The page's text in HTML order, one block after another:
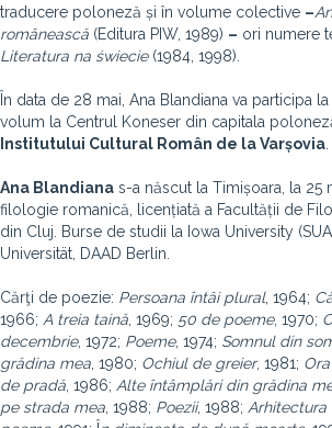
traducere poloneză și în volume colective –
românească (Editura PIW, 1989) – ori numere
Literatura na świecie(1984, 1998).
În data de 28 mai, Ana Blandiana va participa
volum la Centrul Koneser din capitala
Institutului Cultural Român de la Varșovia
Ana Blandiana s-a născut la Timișoara, la 25
filologie romanică, licențiată a Facultății de
din Cluj. Burse de studii la Iowa University
Universität, DAAD Berlin.
Cărţi de poezie: Persoana întâi plural, 1964;
1966; A treia taină , 1969; 50 de poeme, 1970;
decembrie, 1972; Poeme, 1974; Somnul din
grădina mea , 1980; Ochiul de greier, 1981;
de pradă , 1986; Alte întâmplări din grădina
pe strada mea , 1988; Poezii, 1988; Arhitectura